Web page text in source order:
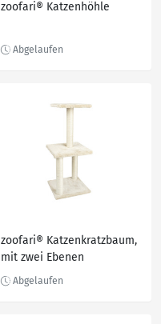
zoofari® Katzenhöhle
zoofari® Katzenkratzbaum,
mit zwei Ebenen